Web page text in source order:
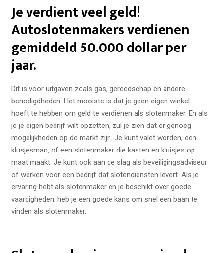
Je verdient veel geld!
Autoslotenmakers verdienen
gemiddeld 50.000 dollar per
jaar.
Dit is voor uitgaven zoals gas, gereedschap en andere
benodigdheden. Het mooiste is dat je geen eigen winkel
hoeft te hebben om geld te verdienen als slotenmaker. En als
je je eigen bedrijf wilt opzetten, zul je zien dat er genoeg
mogelijkheden op de markt zijn. Je kunt valet worden, een
klusjesman, of een slotenmaker die kasten en kluisjes op
maat maakt. Je kunt ook aan de slag als beveiligingsadviseur
of werken voor een bedrijf dat slotendiensten levert. Als je
ervaring hebt als slotenmaker en je beschikt over goede
vaardigheden, heb je een goede kans om snel een baan te
vinden als slotenmaker.